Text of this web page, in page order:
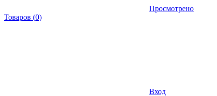
Просмотрено
Товаров (0)
Вход